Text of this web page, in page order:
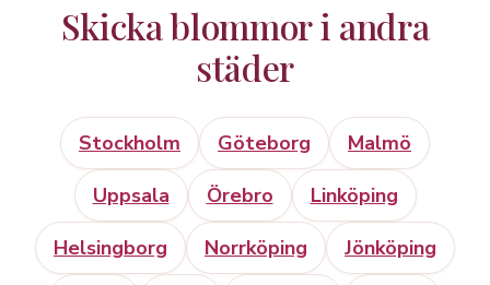
Skicka blommor i andra
städer
Stockholm Göteborg
Malmö
Uppsala
Örebro
Linköping
Helsingborg
Norrköping
Jönköping